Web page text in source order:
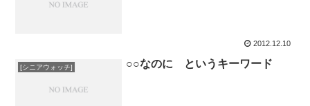
2012.12.10
[シニアウォッチ] ○○なのに というキーワード